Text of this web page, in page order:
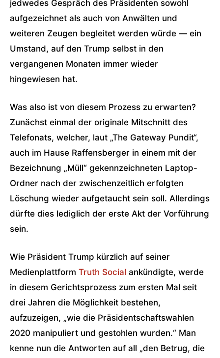
jedwedes Gespräch des Präsidenten sowohl
aufgezeichnet als auch von Anwälten und
weiteren Zeugen begleitet werden würde — ein
Umstand, auf den Trump selbst in den
vergangenen Monaten immer wieder
hingewiesen hat.
Was also ist von diesem Prozess zu erwarten?
Zunächst einmal der originale Mitschnitt des
Telefonats, welcher, laut „The Gateway Pundit“,
auch im Hause Raffensberger in einem mit der
Bezeichnung „Müll“ gekennzeichneten Laptop-
Ordner nach der zwischenzeitlich erfolgten
Löschung wieder aufgetaucht sein soll. Allerdings
dürfte dies lediglich der erste Akt der Vorführung
sein.
Wie Präsident Trump kürzlich auf seiner
Medienplattform Truth Social ankündigte, werde
in diesem Gerichtsprozess zum ersten Mal seit
drei Jahren die Möglichkeit bestehen,
aufzuzeigen, „wie die Präsidentschaftswahlen
2020 manipuliert und gestohlen wurden.“ Man
kenne nun die Antworten auf all „den Betrug, die